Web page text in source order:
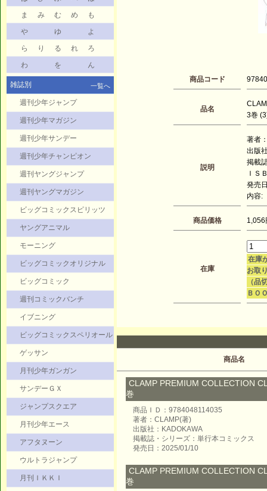
ま
み む め
も
や
ゆ
よ
ら
り る れ
ろ
わ
を ん
雑誌別 一覧へ
週刊少年ジャンプ
週刊少年マガジン
週刊少年サンデー
週刊少年チャンピオン
週刊ヤングジャンプ
週刊ヤングマガジン
ビッグコミックスピリッツ
ヤングアニマル
モーニング
ビッグコミックオリジナル
ビッグコミック
週刊コミックバンチ
イブニング
ビッグコミックスペリオール
ゲッサン
月刊少年ガンガン
サンデーＧＸ
ジャンプスクエア
月刊少年エース
アフタヌーン
ウルトラジャンプ
月刊ＩＫＫＩ
商品コード
品名
3巻
説明
著者
出版
掲載
ＩＳ
発売
内容:
商品価格 1,056
在庫
在庫
お取
（品
ＢＯ
商品名
CLAMP PREMIUM COLLECTION
巻
商品ＩＤ：9784048114035
著者：CLAMP(著)
出版社：KADOKAWA
掲載誌・シリーズ：単行本コミックス
発売日：2025/01/10
CLAMP PREMIUM COLLECTION
巻